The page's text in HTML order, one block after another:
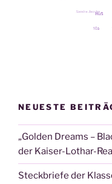
NEUESTE
„Golden Dreams –
der Kaiser-Lothar-
Steckbriefe der